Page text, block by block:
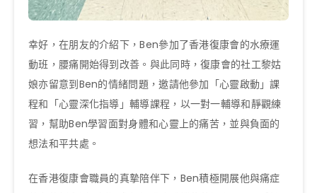
幸好，在朋友的介紹下，Ben參加了香港復康會的水療運
動班，腰痛開始得到改善。與此同時，復康會的社工黎姑
娘亦留意到Ben的情緒問題，邀請他參加「心靈啟動」課
程和「心靈深化指導」輔導課程，以一對一輔導和靜觀練
習，幫助Ben學習面對身體和心靈上的痛苦，並與負面的
想法和平共處。
在香港復康會職員的真摯陪伴下，Ben積極開展他與痛症